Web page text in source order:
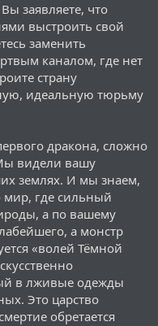
заявляете, что
выстроить свой
заменить
каналом, где нет
страну
идеальную тюрьму
дракона, сложно
видели вашу
землях. И мы знаем,
где сильный
а по вашему
а монстр
«волей Тёмной
в лживые одежды
Это царство
обретается